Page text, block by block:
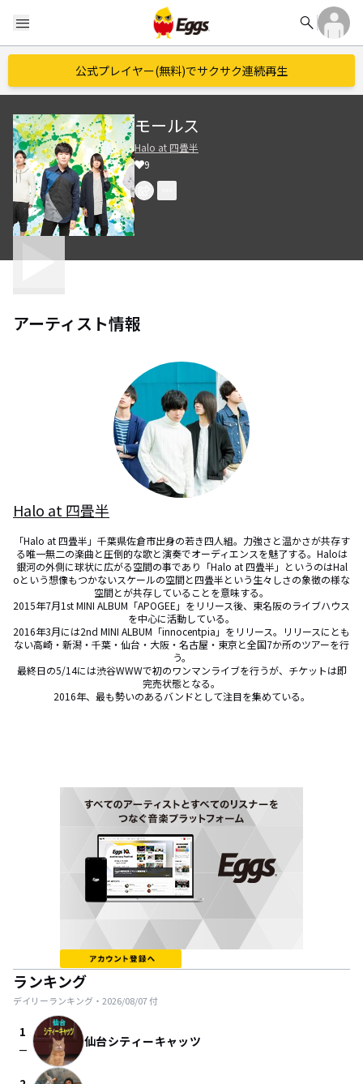
menu search
公式プレイヤー(無料)でサクサク連続再生
モールス
Halo at 四畳半
9
アーティスト情報
Halo at 四畳半
「Halo at 四畳半」千葉県佐倉市出身の若き四人組。力強さと温かさが共存す
る唯一無二の楽曲と圧倒的な歌と演奏でオーディエンスを魅了する。Haloは
銀河の外側に球状に広がる空間の事であり「Halo at 四畳半」というのはHal
oという想像もつかないスケールの空間と四畳半という生々しさの象徴の様な
空間とが共存していることを意味する。
2015年7月1st MINI ALBUM「APOGEE」をリリース後、東名阪のライブハウス
を中心に活動している。
2016年3月には2nd MINI ALBUM「innocentpia」をリリース。リリースにとも
ない高崎・新潟・千葉・仙台・大阪・名古屋・東京と全国7か所のツアーを行
う。
最終日の5/14には渋谷WWWで初のワンマンライブを行うが、チケットは即
完売状態となる。
2016年、最も勢いのあるバンドとして注目を集めている。
ランキング
デイリーランキング・ 2026/08/07付
1
check_indeterminate_small 仙台シティーキャッツ